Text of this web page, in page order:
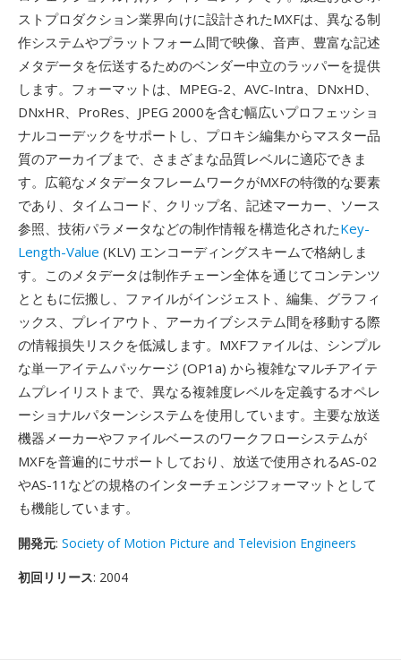
ストプロダクション業界向けに設計されたMXFは、異なる制
作システムやプラットフォーム間で映像、音声、豊富な記述
メタデータを伝送するためのベンダー中立のラッパーを提供
します。フォーマットは、MPEG-2、AVC-Intra、DNxHD、
DNxHR、ProRes、JPEG 2000を含む幅広いプロフェッショ
ナルコーデックをサポートし、プロキシ編集からマスター品
質のアーカイブまで、さまざまな品質レベルに適応できま
す。広範なメタデータフレームワークがMXFの特徴的な要素
であり、タイムコード、クリップ名、記述マーカー、ソース
参照、技術パラメータなどの制作情報を構造化されたKey-
Length-Value (KLV) エンコーディングスキームで格納しま
す。このメタデータは制作チェーン全体を通じてコンテンツ
とともに伝搬し、ファイルがインジェスト、編集、グラフィ
ックス、プレイアウト、アーカイブシステム間を移動する際
の情報損失リスクを低減します。MXFファイルは、シンプル
な単一アイテムパッケージ (OP1a) から複雑なマルチアイテ
ムプレイリストまで、異なる複雑度レベルを定義するオペレ
ーショナルパターンシステムを使用しています。主要な放送
機器メーカーやファイルベースのワークフローシステムが
MXFを普遍的にサポートしており、放送で使用されるAS-02
やAS-11などの規格のインターチェンジフォーマットとして
も機能しています。
開発元: Society of Motion Picture and Television Engineers
初回リリース: 2004